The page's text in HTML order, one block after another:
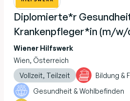
Diplomierte*r
Krankenpfleger*in (m/w/
Wiener Hilfswerk
Wien, Österreich
Vollzeit, Teilzeit
Bildung &
Gesundheit & Wohlbefinden